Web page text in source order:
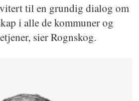
til en grundig dialog om
i alle de kommuner og
sier Rognskog.